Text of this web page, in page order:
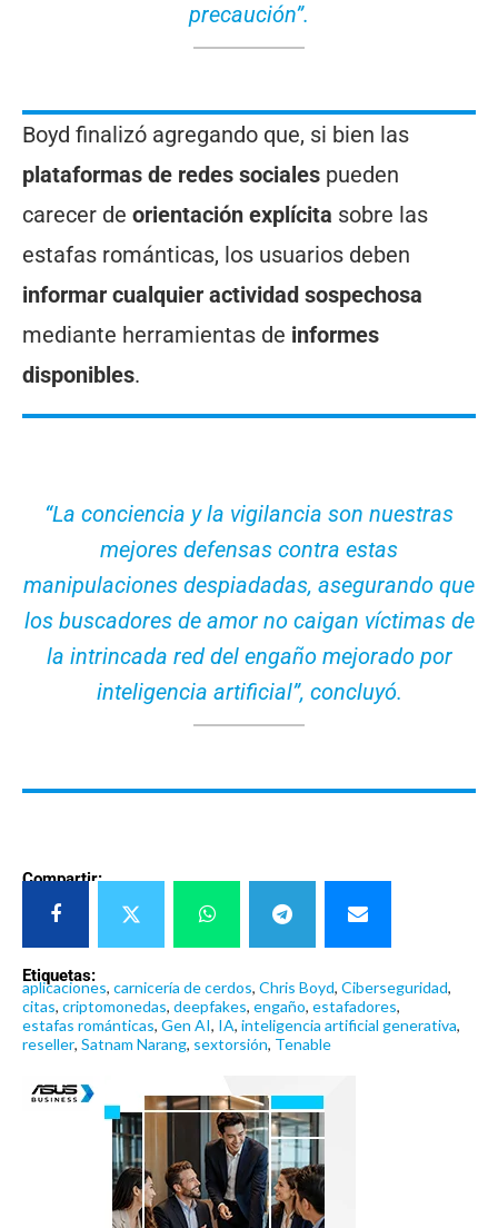
precaución”.
Boyd finalizó agregando que, si bien las
plataformas de redes sociales pueden
carecer de orientación explícita sobre las
estafas románticas, los usuarios deben
informar cualquier actividad sospechosa
mediante herramientas de informes
disponibles.
“La conciencia y la vigilancia son nuestras
mejores defensas contra estas
manipulaciones despiadadas, asegurando que
los buscadores de amor no caigan víctimas de
la intrincada red del engaño mejorado por
inteligencia artificial”, concluyó.
Compartir:
Etiquetas:
aplicaciones, carnicería de cerdos, Chris Boyd, Ciberseguridad,
citas, criptomonedas, deepfakes, engaño, estafadores,
estafas románticas, Gen AI, IA, inteligencia artificial generativa,
reseller, Satnam Narang, sextorsión, Tenable